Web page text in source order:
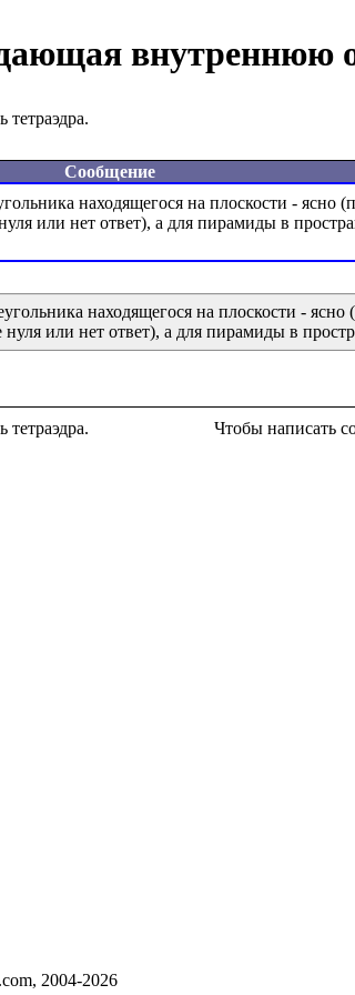
внутреннюю
Сообщение
находящегося на плоскости - ясно
находящегося на плоскости -
или нет ответ), а для пирамиды в
Чтобы написать
2004-2026